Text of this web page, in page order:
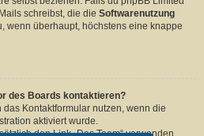
schreibst, die die Softwarenutzung
wenn überhaupt, höchstens eine knappe
des Boards kontaktieren?
Kontaktformular nutzen, wenn die
aktiviert wurde.
den Link „Das Team“ verwenden.